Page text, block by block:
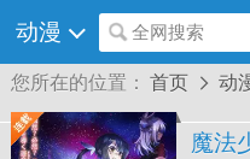
动漫 全网搜索
您所在的位置： 首页  动
魔法